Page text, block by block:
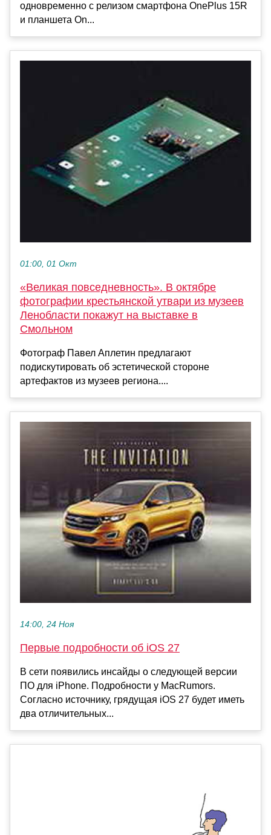
одновременно с релизом смартфона OnePlus 15R
и планшета On...
01:00, 01 Окт
«Великая повседневность». В октябре
фотографии крестьянской утвари из музеев
Ленобласти покажут на выставке в
Смольном
Фотограф Павел Аплетин предлагают
подискутировать об эстетической стороне
артефактов из музеев региона....
14:00, 24 Ноя
Первые подробности об iOS 27
В сети появились инсайды о следующей версии
ПО для iPhone. Подробности у MacRumors.
Согласно источнику, грядущая iOS 27 будет иметь
два отличительных...